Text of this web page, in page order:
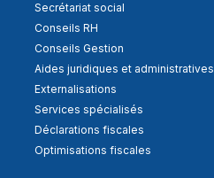
Secrétariat social
Conseils RH
Conseils Gestion
Aides juridiques et administratives
Externalisations
Services spécialisés
Déclarations fiscales
Optimisations fiscales